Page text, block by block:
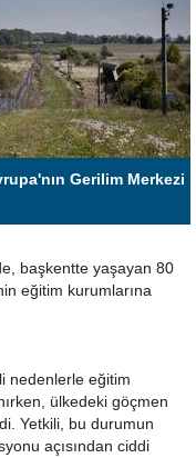
Gerilim Merkezi
başkentte yaşayan 80
eğitim kurumlarına
nedenlerle eğitim
ülkedeki göçmen
Yetkili, bu durumun
açısından ciddi